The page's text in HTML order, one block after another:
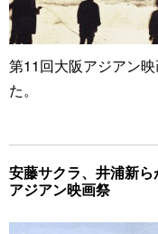
第11回大阪アジアン
た。
安藤サクラ、井浦新
アジアン映画祭